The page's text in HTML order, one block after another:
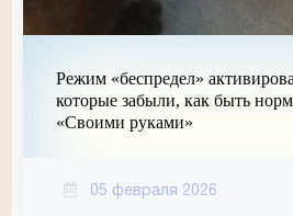
Режим «беспредел»
которые забыли, как быть
«Своими руками»
05 февраля 2026